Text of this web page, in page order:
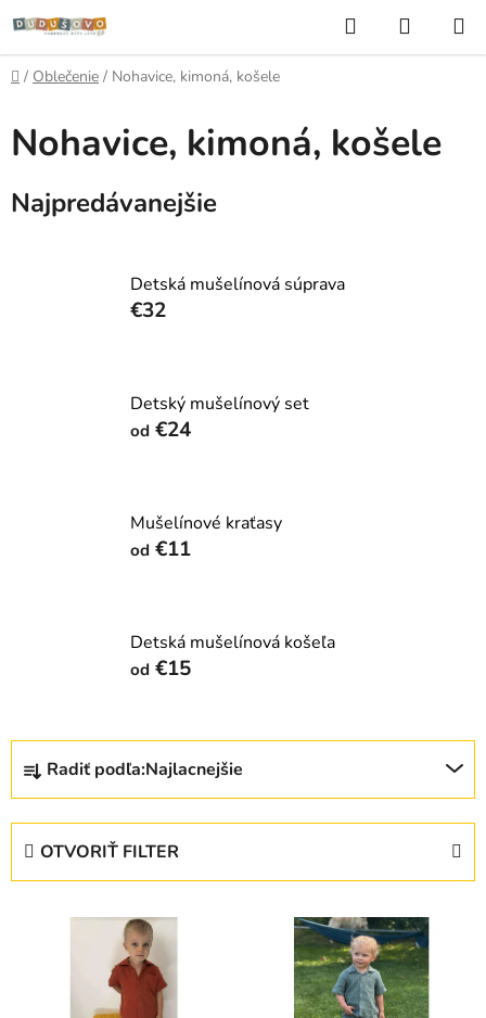
na
obsah
Hľadať
KOŠÍK
Domov
/ Oblečenie / Nohavice, kimoná, košele
Nohavice, kimoná, košele
Najpredávanejšie
Detská mušelínová súprava
€32
Detský mušelínový set
od €24
Mušelínové kraťasy
od €11
Detská mušelínová košeľa
od €15
R
d
Radiť podľa:Najlacnejšie
OTVORIŤ FILTER